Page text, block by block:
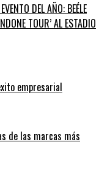
DEL AÑO: BEÉLE
TOUR’ AL ESTADIO
empresarial
de las marcas más